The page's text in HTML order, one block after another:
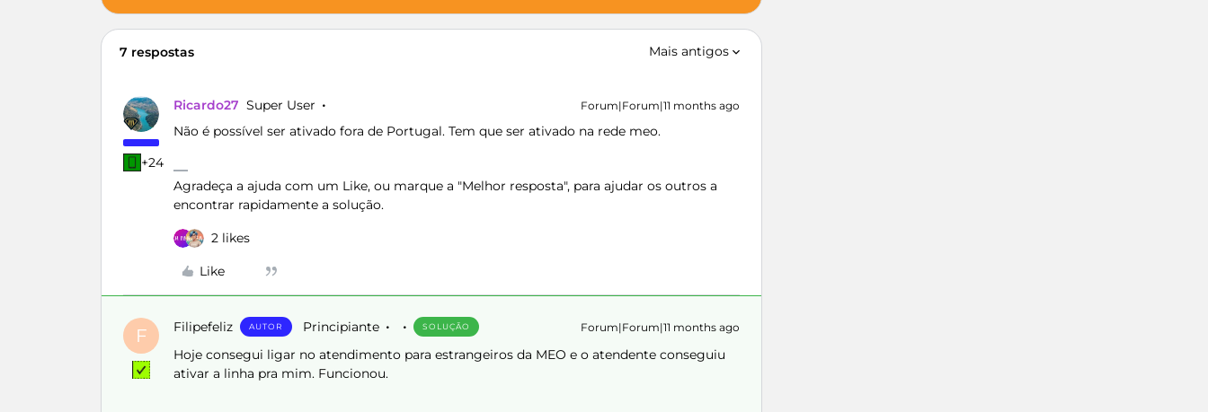
7 respostas Mais antigos
+24
Ricardo27 Super User Forum|Forum|11 months ago
Não é possível ser ativado fora de Portugal. Tem que ser ativado na rede meo.
Agradeça a ajuda com um Like, ou marque a "Melhor resposta", para ajudar os outros a
encontrar rapidamente a solução.
2 likes
Like
F Filipefeliz AUTOR Principiante SOLUÇÃO Forum|Forum|11 months ago
Hoje consegui ligar no atendimento para estrangeiros da MEO e o atendente conseguiu
ativar a linha pra mim. Funcionou.